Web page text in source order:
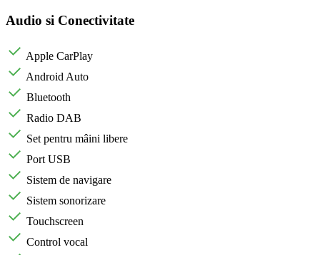
Audio si Conectivitate
Apple CarPlay
Android Auto
Bluetooth
Radio DAB
Set pentru mâini libere
Port USB
Sistem de navigare
Sistem sonorizare
Touchscreen
Control vocal